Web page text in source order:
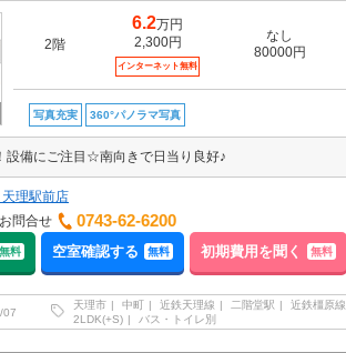
2階
6.2万円
2,300円
インターネット無料
なし
80000円
写真充実 360°パノラマ写真
設備にご注目☆南向きで日当り良好♪
理駅前店
問合せ
0743-62-6200
無料 空室確認する 無料 初期費用を聞く 無料
07
天理市 中町 近鉄天理線 二階堂駅 近鉄橿原線
2LDK(+S)
バス・トイレ別